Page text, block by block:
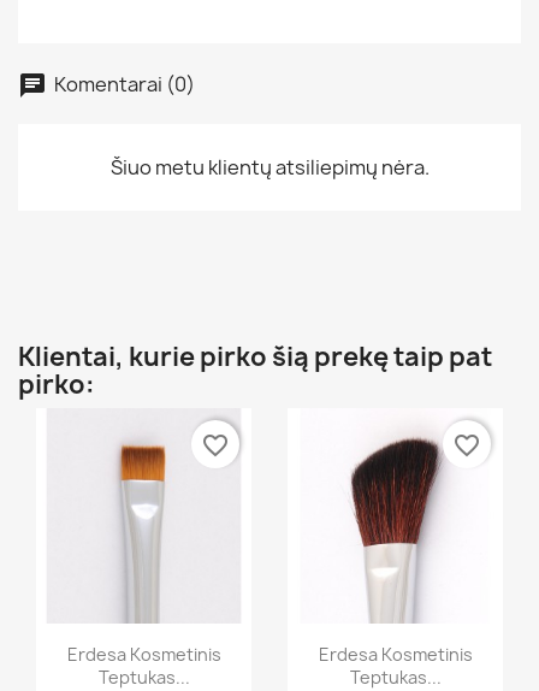
Komentarai (0)
Šiuo metu klientų atsiliepimų nėra.
Klientai, kurie pirko šią prekę taip pat
pirko:
Greita peržiūra
Erdesa Kosmetinis
Teptukas...
favorite_border
Greita peržiūra
Erdesa Kosmetinis
Teptukas...
favorite_border